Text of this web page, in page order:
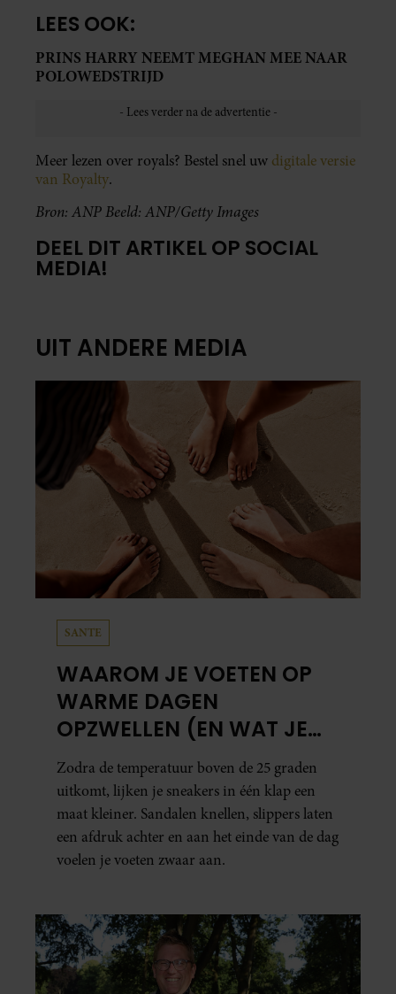
LEES OOK:
PRINS HARRY NEEMT MEGHAN MEE NAAR
POLOWEDSTRIJD
Meer lezen over royals? Bestel snel uw digitale versie
van Royalty.
Bron: ANP Beeld: ANP/Getty Images
DEEL DIT ARTIKEL OP SOCIAL
MEDIA!
UIT ANDERE MEDIA
SANTE
WAAROM JE VOETEN OP
WARME DAGEN
OPZWELLEN (EN WAT JE
ERAAN KUNT DOEN)
Zodra de temperatuur boven de 25 graden
uitkomt, lijken je sneakers in één klap een
maat kleiner. Sandalen knellen, slippers laten
een afdruk achter en aan het einde van de dag
voelen je voeten zwaar aan.